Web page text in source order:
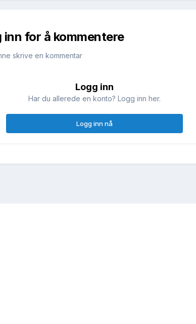
for å kommentere
skrive en kommentar
Logg inn
Har du allerede en konto? Logg inn her.
Logg inn nå